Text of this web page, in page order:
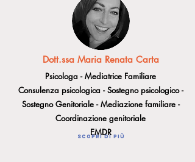
Dott.ssa Maria Renata Carta
Psicologa - Mediatrice Familiare
Consulenza psicologica - Sostegno psicologico -
Sostegno Genitoriale - Mediazione familiare -
Coordinazione genitoriale
EMDR
Scopri di più